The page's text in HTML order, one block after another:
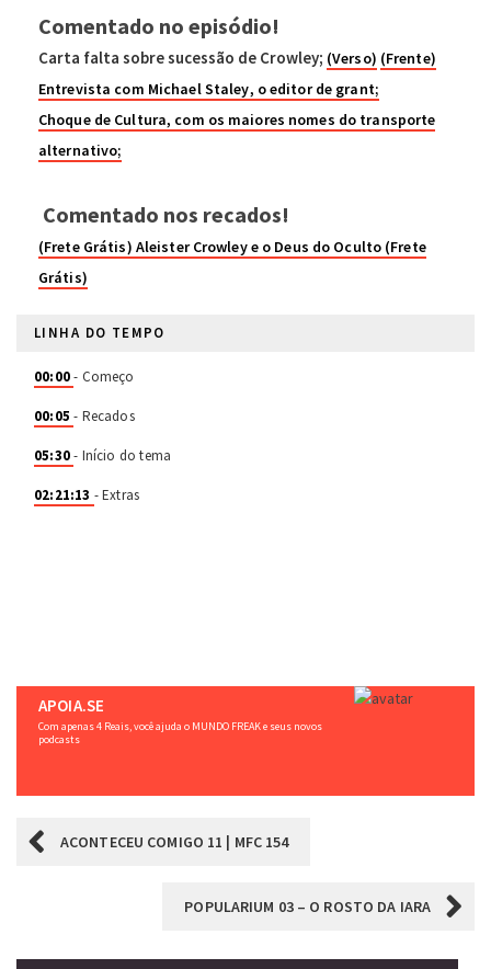
Comentado no episódio!
Carta falta sobre sucessão de Crowley; (Verso) (Frente)
Entrevista com MichaelStaley, o editor de grant;
Choque de Cultura, com os maiores nomes do transporte
alternativo;
Comentado nos recados!
(Frete Grátis) Aleister Crowley e o Deus do Oculto (Frete
Grátis)
LINHA DO TEMPO
00:00- Começo
00:05- Recados
05:30- Início do tema
02:21:13 - Extras
APOIA.SE
Com apenas 4 Reais, você ajuda o MUNDO FREAK e seus novos
podcasts
ACONTECEU COMIGO 11 | MFC 154
POPULARIUM 03 – O ROSTO DA IARA